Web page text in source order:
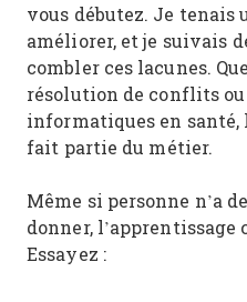
vous débutez. Je tenais
améliorer, et je suivais
combler ces lacunes.
résolution de conflits
informatiques en
fait partie du métier.
Même si personne n’a
donner,
Essayez :